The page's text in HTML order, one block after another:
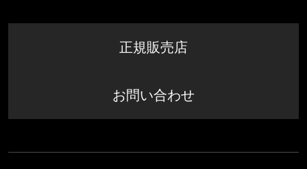
正規販売店
お問い合わせ